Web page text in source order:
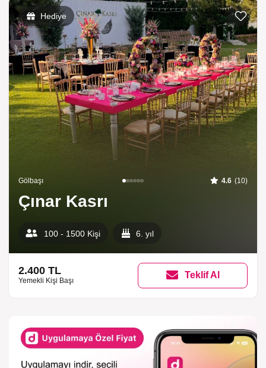
Hediye
Gölbaşı 4.6 (10)
Çınar Kasrı
100 - 1500 Kişi 6. yıl
2.400 TL
Yemekli Kişi Başı
Teklif Al